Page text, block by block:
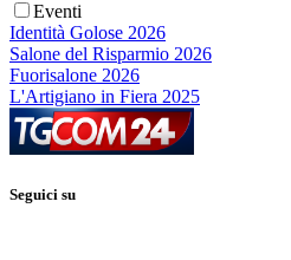
Eventi
Identità Golose 2026
Salone del Risparmio 2026
Fuorisalone 2026
L'Artigiano in Fiera 2025
Seguici su